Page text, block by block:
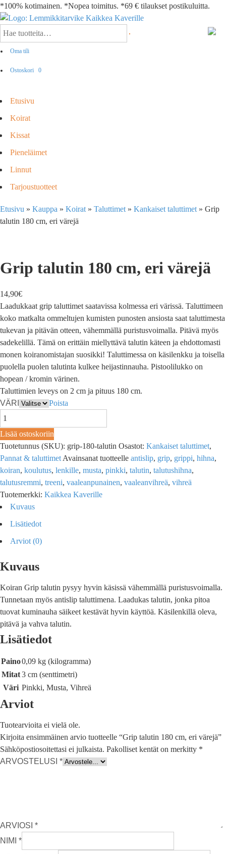
*100% kotimainen. *Nopea toimitus. *69 € tilaukset postikuluitta.
Oma tili
Ostoskori 0
Etusivu
Koirat
Kissat
Pieneläimet
Linnut
Tarjoustuotteet
Etusivu » Kauppa » Koirat » Taluttimet » Kankaiset taluttimet » Grip
talutin 180 cm, eri värejä
Grip talutin 180 cm, eri värejä
14,90€
Laadukkaat grip taluttimet saatavissa kolmessa eri värissä. Taluttimeen
koko matkalta ommeltujen kumisten punosten ansiosta saat taluttimesta
tukevan ja pitävän otteen, vähemmällä puristusvoimalla. Pitävä myös
sadekelillä. Tämä on erittäin miellyttävä talutin käteen ja ehdottomasti
monen koiranomistajan suosikki! Taluttimessa on käsilenkku ja toisella
puolella puolen talutinta kulkee heijastinnauha. Pistoolilukko on
hopean / kromin värinen.
Taluttimien leveys on 2 cm ja pituus 180 cm.
VÄRI
Poista
Lisää ostoskoriin
Tuotetunnus (SKU): grip-180-talutin Osastot: Kankaiset taluttimet,
Pannat & taluttimet Avainsanat tuotteelle antislip, grip, grippi, hihna,
koiran, koulutus, lenkille, musta, pinkki, talutin, talutushihna,
talutusremmi, treeni, vaaleanpunainen, vaaleanvihreä, vihreä
Tuotemerkki: Kaikkea Kaverille
Kuvaus
Lisätiedot
Arviot (0)
Kuvaus
Koiran Grip talutin pysyy hyvin käsissä vähemmällä puristusvoimalla.
Tunnetaan myös antislip taluttimena. Laadukas talutin, jonka pitoa
tuovat kuminauha säikeet kestävät hyvin käyttöä. Käsilenkillä oleva,
pitävä ja vahva talutin.
Lisätiedot
Paino0,09 kg (kilogramma)
Mitat3 cm (senttimetri)
Väri Pinkki, Musta, Vihreä
Arviot
Tuotearvioita ei vielä ole.
Kirjoita ensimmäinen arvio tuotteelle “Grip talutin 180 cm, eri värejä”
Sähköpostiosoitettasi ei julkaista. Pakolliset kentät on merkitty *
ARVOSTELUSI *
ARVIOSI *
NIMI *